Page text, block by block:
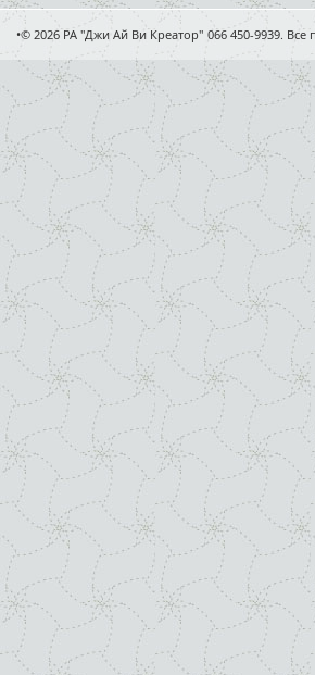
•© 2026 РА "Джи Ай Ви Креатор" 066 450-9939.